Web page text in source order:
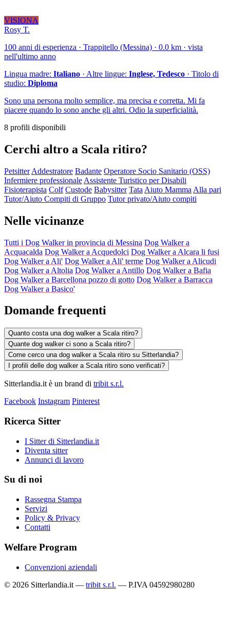
VISIONA
Rosy T.
100 anni di esperienza · Trappitello (Messina) · 0.0 km · vista
nell'ultimo anno
Lingua madre: Italiano · Altre lingue: Inglese, Tedesco · Titolo di
studio: Diploma
Sono una persona molto semplice, ma precisa e corretta. Mi fa
piacere quando lo sono anche gli altri. Odio la superficialità.
8 profili disponibili
Cerchi altro a Scala ritiro?
Petsitter Addestratore Badante Operatore Socio Sanitario (OSS)
Infermiere professionale Assistente Turistico per Disabili
Fisioterapista Colf Custode Babysitter Tata Aiuto Mamma Alla pari
Tutor/Aiuto Compiti di Gruppo Tutor privato/Aiuto compiti
Nelle vicinanze
Tutti i Dog Walker in provincia di Messina Dog Walker a
Acquacalda Dog Walker a Acquedolci Dog Walker a Alcara li fusi
Dog Walker a Ali' Dog Walker a Ali' terme Dog Walker a Alicudi
Dog Walker a Altolia Dog Walker a Antillo Dog Walker a Bafia
Dog Walker a Barcellona pozzo di gotto Dog Walker a Barracca
Dog Walker a Basico'
Domande frequenti
Quanto costa una dog walker a Scala ritiro?
Quante dog walker ci sono a Scala ritiro?
Come cerco una dog walker a Scala ritiro su Sitterlandia?
I profili delle dog walker a Scala ritiro sono verificati?
Sitterlandia.it è un brand di tribit s.r.l.
Facebook Instagram Pinterest
Ricerca Sitter
I Sitter di Sitterlandia.it
Diventa sitter
Annunci di lavoro
Su di noi
Rassegna Stampa
Servizi
Policy & Privacy
Contatti
Welfare Program
Convenzioni aziendali
© 2026 Sitterlandia.it — tribit s.r.l. — P.IVA 04592980280